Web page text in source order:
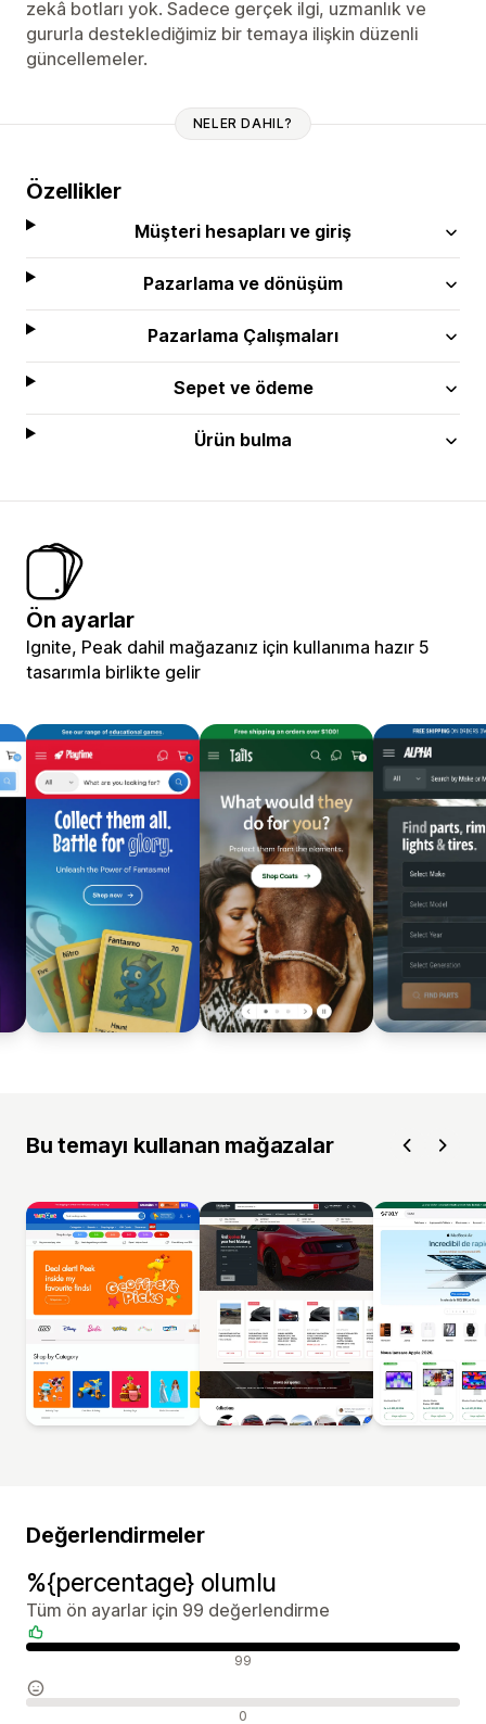
zekâ botları yok. Sadece gerçek ilgi, uzmanlık ve
gururla desteklediğimiz bir temaya ilişkin düzenli
güncellemeler.
NELER DAHIL?
Özellikler
Müşteri hesapları ve giriş
Pazarlama ve dönüşüm
Pazarlama Çalışmaları
Sepet ve ödeme
Ürün bulma
Ön ayarlar
Ignite, Peak dahil mağazanız için kullanıma hazır 5
tasarımla birlikte gelir
Bu temayı kullanan mağazalar
Değerlendirmeler
%{percentage} olumlu
Tüm ön ayarlar için 99 değerlendirme
Olumlu değerlendirmeler 99
Nötr değerlendirmeler 0